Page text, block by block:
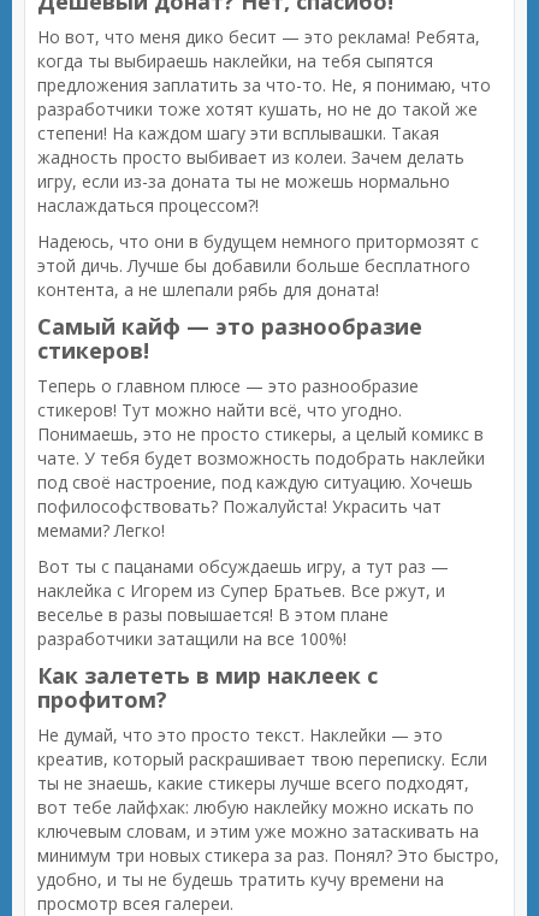
Но вот, что меня дико бесит — это реклама! Ребята,
когда ты выбираешь наклейки, на тебя сыпятся
предложения заплатить за что-то. Не, я понимаю, что
разработчики тоже хотят кушать, но не до такой же
степени! На каждом шагу эти всплывашки. Такая
жадность просто выбивает из колеи. Зачем делать
игру, если из-за доната ты не можешь нормально
наслаждаться процессом?!
Надеюсь, что они в будущем немного притормозят с
этой дичь. Лучше бы добавили больше бесплатного
контента, а не шлепали рябь для доната!
Самый кайф — это разнообразие
стикеров!
Теперь о главном плюсе — это разнообразие
стикеров! Тут можно найти всё, что угодно.
Понимаешь, это не просто стикеры, а целый комикс в
чате. У тебя будет возможность подобрать наклейки
под своё настроение, под каждую ситуацию. Хочешь
пофилософствовать? Пожалуйста! Украсить чат
мемами? Легко!
Вот ты с пацанами обсуждаешь игру, а тут раз —
наклейка с Игорем из Супер Братьев. Все ржут, и
веселье в разы повышается! В этом плане
разработчики затащили на все 100%!
Как залететь в мир наклеек с
профитом?
Не думай, что это просто текст. Наклейки — это
креатив, который раскрашивает твою переписку. Если
ты не знаешь, какие стикеры лучше всего подходят,
вот тебе лайфхак: любую наклейку можно искать по
ключевым словам, и этим уже можно затаскивать на
минимум три новых стикера за раз. Понял? Это быстро,
удобно, и ты не будешь тратить кучу времени на
просмотр всея галереи.